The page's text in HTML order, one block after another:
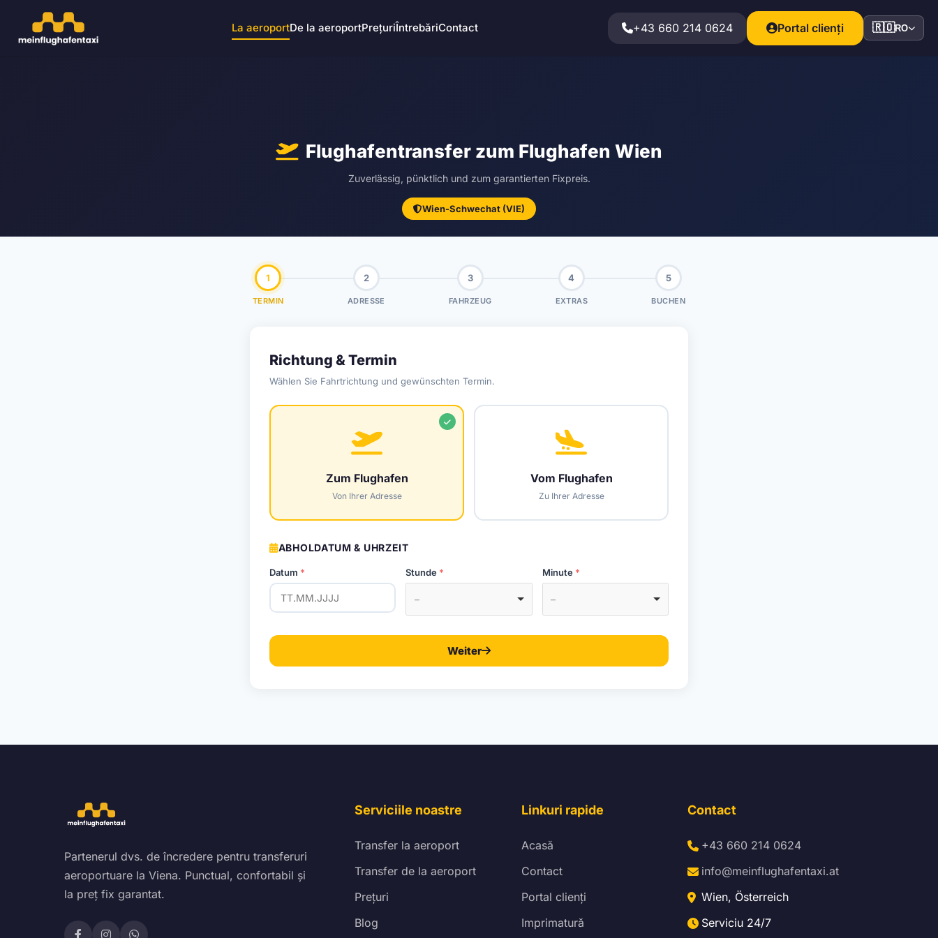
La aeroportDe la aeroportPrețuriÎntrebăriContact +43 660 214 0624 Portal clienți 🇷🇴RO
Flughafentransfer zum Flughafen Wien
Zuverlässig, pünktlich und zum garantierten Fixpreis.
Wien-Schwechat (VIE)
1
TERMIN
2
ADRESSE
3
FAHRZEUG
4
EXTRAS
5
BUCHEN
Richtung & Termin
Wählen Sie Fahrtrichtung und gewünschten Termin.
Zum Flughafen
Von Ihrer Adresse
Vom Flughafen
Zu Ihrer Adresse
ABHOLDATUM & UHRZEIT
Datum Stunde
–
Minute
–
Weiter
Partenerul dvs. de încredere pentru transferuri
aeroportuare la Viena. Punctual, confortabil și
la preț fix garantat.
Serviciile noastre
Transfer la aeroport
Transfer de la aeroport
Prețuri
Blog
Linkuri rapide
Acasă
Contact
Portal clienți
Imprimatură
Contact
+43 660 214 0624
info@meinflughafentaxi.at
Wien, Österreich
Serviciu 24/7